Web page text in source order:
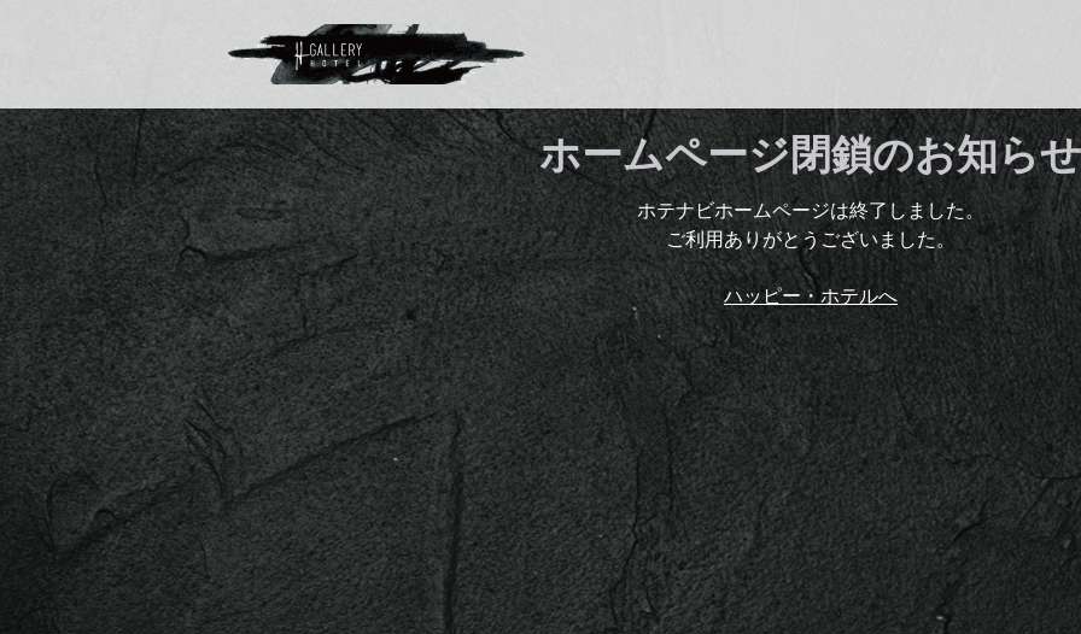
ホームページ閉鎖のお知らせ
ホテナビホームページは終了しました。
ご利用ありがとうございました。
ハッピー・ホテルへ